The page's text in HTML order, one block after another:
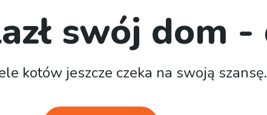
swój dom
kotów jeszcze czeka na swoją szansę.